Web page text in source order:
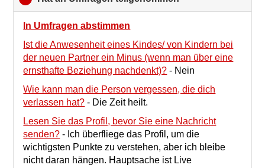
to
In Umfragen abstimmen
Ist die Anwesenheit eines Kindes/ von Kindern bei
der neuen Partner ein Minus (wenn man über eine
ernsthafte Beziehung nachdenkt)? - Nein
Wie kann man die Person vergessen, die dich
verlassen hat? - Die Zeit heilt.
Lesen Sie das Profil, bevor Sie eine Nachricht
senden? - Ich überfliege das Profil, um die
wichtigsten Punkte zu verstehen, aber ich bleibe
nicht daran hängen. Hauptsache ist Live